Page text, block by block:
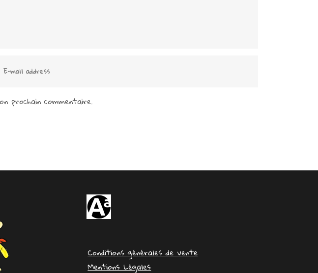
prochain commentaire.
Conditions générales de vente
Mentions Légales